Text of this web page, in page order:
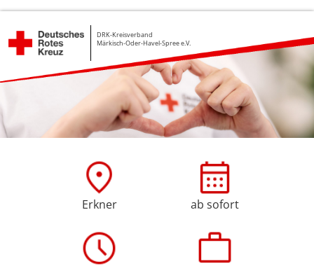
DRK-Kreisverband
Märkisch-Oder-Havel-Spree e.V.
Erkner ab sofort